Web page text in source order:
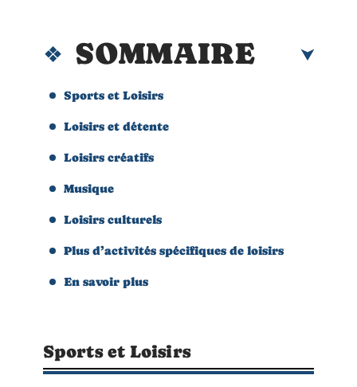
SOMMAIRE
Sports et Loisirs
Loisirs et détente
Loisirs créatifs
Musique
Loisirs culturels
Plus d’activités spécifiques de loisirs
En savoir plus
Sports et Loisirs